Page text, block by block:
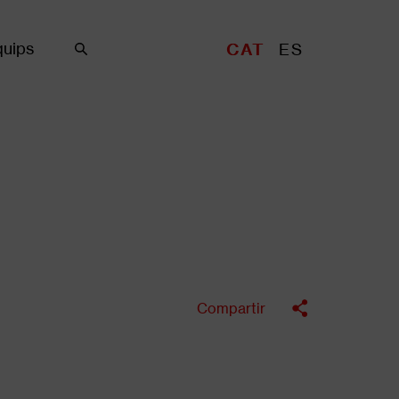
CAT ES
Compartir